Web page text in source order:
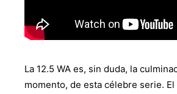
La 12.5 WA es, sin duda, la
momento, de esta célebre serie.